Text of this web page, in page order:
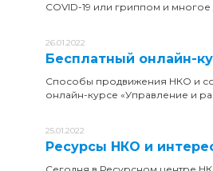
COVID-19 или гриппом и многое
26.01.2022
Бесплатный онлайн-
Способы продвижения НКО и
онлайн-курсе «Управление и
25.01.2022
Ресурсы НКО и